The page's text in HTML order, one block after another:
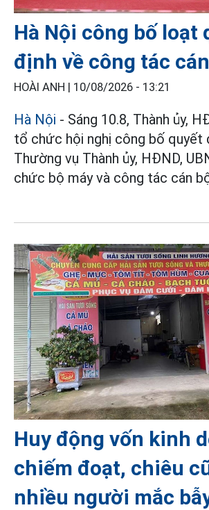
Hà Nội công bố loạt
định về công tác
HOÀI ANH | 10/08/2026 - 13:21
Hà Nội - Sáng 10.8, Thành ủy,
tổ chức hội nghị công bố quyết
Thường vụ Thành ủy, HĐND,
chức bộ máy và công tác cán
Huy động vốn kinh
chiếm đoạt, chiêu
nhiều người mắc